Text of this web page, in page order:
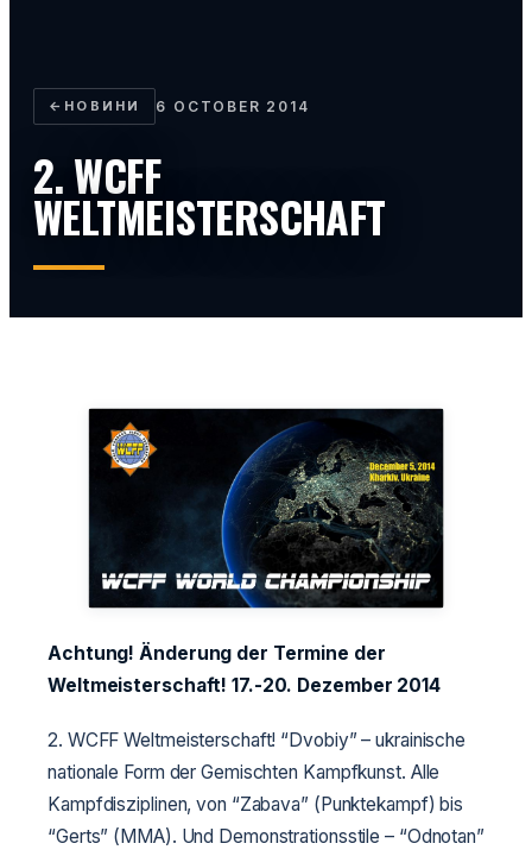
← НОВИНИ 6 OCTOBER 2014
2. WCFF
WELTMEISTERSCHAFT
Achtung! Änderung der Termine der
Weltmeisterschaft! 17.-20. Dezember 2014
2. WCFF Weltmeisterschaft! “Dvobiy” – ukrainische
nationale Form der Gemischten Kampfkunst. Alle
Kampfdisziplinen, von “Zabava” (Punktekampf) bis
“Gerts” (MMA). Und Demonstrationsstile – “Odnotan”